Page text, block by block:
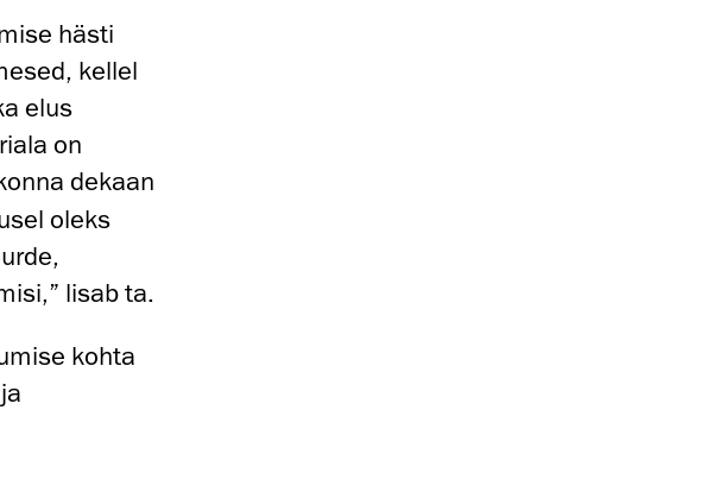
hästi
kellel
elus
on
dekaan
oleks
lisab ta.
kohta
ja